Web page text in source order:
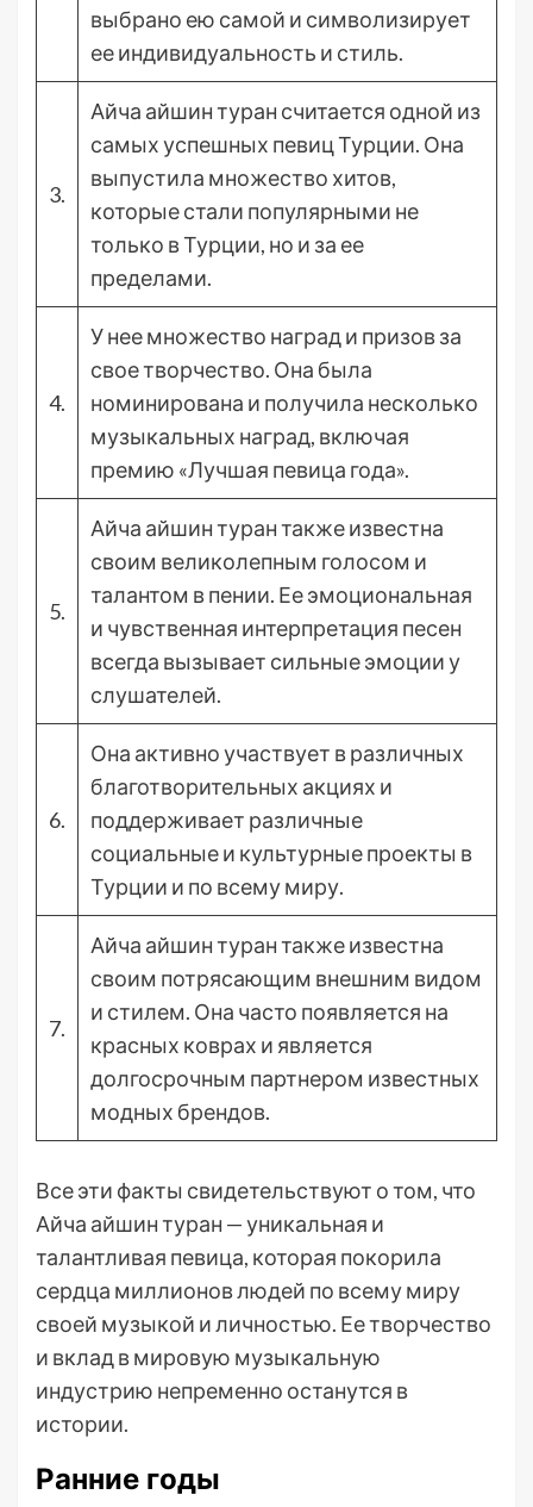
выбрано ею самой и символизирует
ее индивидуальность и стиль.
3.
Айча айшин туран считается одной из
самых успешных певиц Турции. Она
выпустила множество хитов,
которые стали популярными не
только в Турции, но и за ее
пределами.
4.
У нее множество наград и призов за
свое творчество. Она была
номинирована и получила несколько
музыкальных наград, включая
премию «Лучшая певица года».
5.
Айча айшин туран также известна
своим великолепным голосом и
талантом в пении. Ее эмоциональная
и чувственная интерпретация песен
всегда вызывает сильные эмоции у
слушателей.
6.
Она активно участвует в различных
благотворительных акциях и
поддерживает различные
социальные и культурные проекты в
Турции и по всему миру.
7.
Айча айшин туран также известна
своим потрясающим внешним видом
и стилем. Она часто появляется на
красных коврах и является
долгосрочным партнером известных
модных брендов.
Все эти факты свидетельствуют о том, что
Айча айшин туран — уникальная и
талантливая певица, которая покорила
сердца миллионов людей по всему миру
своей музыкой и личностью. Ее творчество
и вклад в мировую музыкальную
индустрию непременно останутся в
истории.
Ранние годы